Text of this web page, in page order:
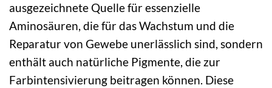
ausgezeichnete Quelle für essenzielle
Aminosäuren, die für das Wachstum und die
Reparatur von Gewebe unerlässlich sind, sondern
enthält auch natürliche Pigmente, die zur
Farbintensivierung beitragen können. Diese